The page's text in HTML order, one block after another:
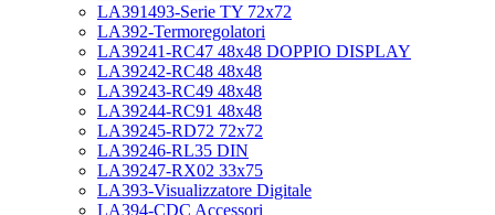
LA391493-Serie TY 72x72
LA392-Termoregolatori
LA39241-RC47 48x48 DOPPIO DISPLAY
LA39242-RC48 48x48
LA39243-RC49 48x48
LA39244-RC91 48x48
LA39245-RD72 72x72
LA39246-RL35 DIN
LA39247-RX02 33x75
LA393-Visualizzatore Digitale
LA394-CDC Accessori